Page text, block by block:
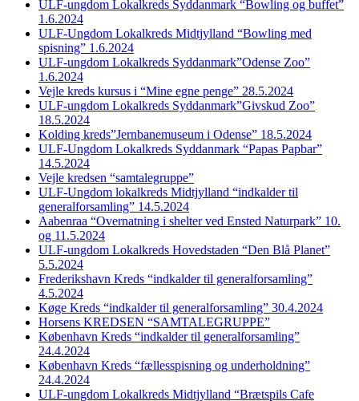
ULF-ungdom Lokalkreds Syddanmark “Bowling og buffet”
1.6.2024
ULF-Ungdom Lokalkreds Midtjylland “Bowling med
spisning” 1.6.2024
ULF-ungdom Lokalkreds Syddanmark”Odense Zoo”
1.6.2024
Vejle kreds kursus i “Mine egne penge” 28.5.2024
ULF-ungdom Lokalkreds Syddanmark”Givskud Zoo”
18.5.2024
Kolding kreds”Jernbanemuseum i Odense” 18.5.2024
ULF-Ungdom Lokalkreds Syddanmark “Papas Papbar”
14.5.2024
Vejle kredsen “samtalegruppe”
ULF-Ungdom lokalkreds Midtjylland “indkalder til
generalforsamling” 14.5.2024
Aabenraa “Overnatning i shelter ved Ensted Naturpark” 10.
og 11.5.2024
ULF-ungdom Lokalkreds Hovedstaden “Den Blå Planet”
5.5.2024
Frederikshavn Kreds “indkalder til generalforsamling”
4.5.2024
Køge Kreds “indkalder til generalforsamling” 30.4.2024
Horsens KREDSEN “SAMTALEGRUPPE”
København Kreds “indkalder til generalforsamling”
24.4.2024
København Kreds “fællesspisning og underholdning”
24.4.2024
ULF-ungdom Lokalkreds Midtjylland “Brætspils Cafe